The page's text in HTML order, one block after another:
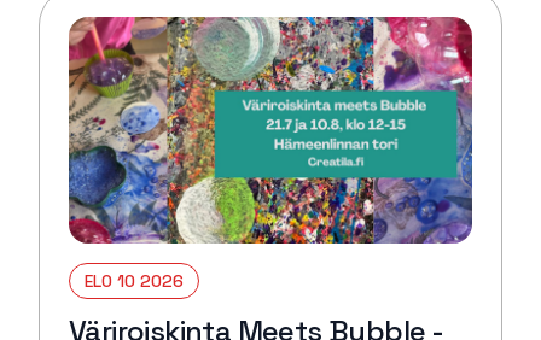
ELO 10 2026
Väriroiskinta Meets Bubble -